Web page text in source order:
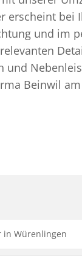
erscheint bei
und im
und
Beinwil
in Würenlingen